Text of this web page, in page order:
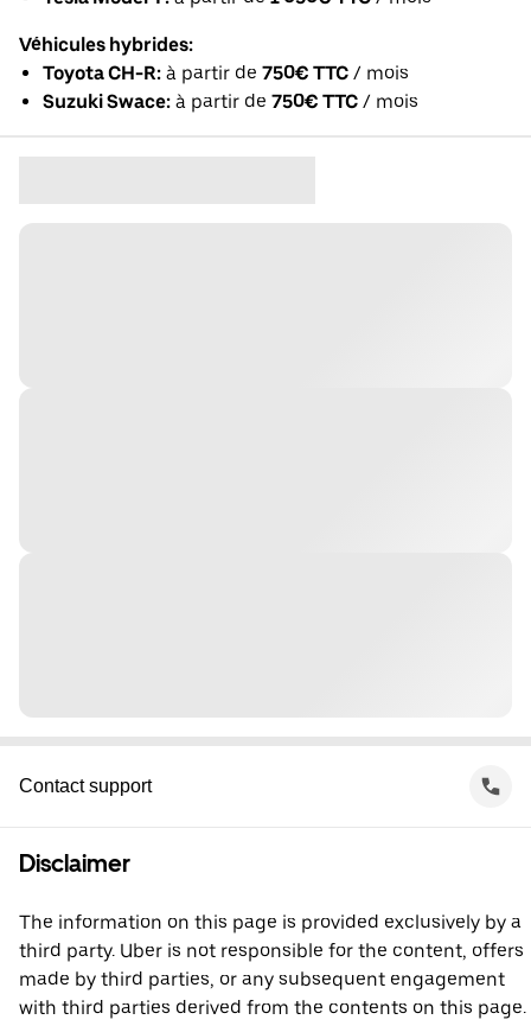
Véhicules hybrides:
Toyota CH-R: à partir de 750€ TTC / mois
Suzuki Swace: à partir de 750€ TTC / mois
Contact support
Disclaimer
The information on this page is provided exclusively by a
third party. Uber is not responsible for the content, offers
made by third parties, or any subsequent engagement
with third parties derived from the contents on this page.